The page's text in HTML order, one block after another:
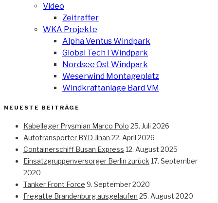
Video
Zeitraffer
WKA Projekte
Alpha Ventus Windpark
Global Tech I Windpark
Nordsee Ost Windpark
Weserwind Montageplatz
Windkraftanlage Bard VM
NEUESTE BEITRÄGE
Kabelleger Prysmian Marco Polo 25. Juli 2026
Autotransporter BYD Jinan 22. April 2026
Containerschiff Busan Express 12. August 2025
Einsatzgruppenversorger Berlin zurück 17. September
2020
Tanker Front Force 9. September 2020
Fregatte Brandenburg ausgelaufen 25. August 2020